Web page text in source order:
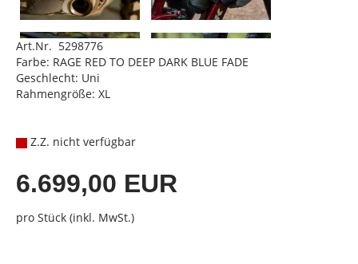
Art.Nr. 5298776
Farbe: RAGE RED TO DEEP DARK BLUE FADE
Geschlecht: Uni
Rahmengröße: XL
Z.Z. nicht verfügbar
6.699,00 EUR
pro Stück (inkl. MwSt.)